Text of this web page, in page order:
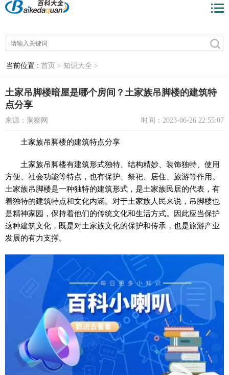
当前位置 : 首页 > 知识大全 >
土家吊脚楼暗屋是哪个房间？土家族吊脚楼的建筑特
点分享
来源：洞察网 时间：2023-06-26 22:55:07
土家族吊脚楼的建筑特点分享
土家族吊脚楼有建筑形式独特、结构精妙、装饰独特、使用
方便、社会功能等特点，也有保护、祭祀、居住、旅游等作用。
土家族吊脚楼是一种独特的建筑形式，是土家族民居的代表，有
着独特的建筑特点和文化内涵。对于土家族人民来说，吊脚楼也
是精神家园，保持着他们的传统文化和生活方式。因此应当保护
这种建筑文化，既是对土家族文化的保护和传承，也是旅游产业
发展的有力支撑。